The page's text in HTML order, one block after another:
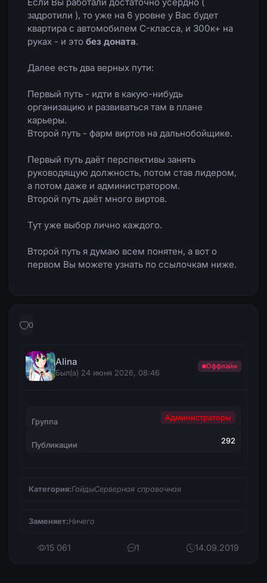
Если Вы работали достаточно усердно (
задротили ), то уже на 6 уровне у Вас будет
квартира с автомобилем C-класса, и 300к+ на
руках - и это без доната.
Далее есть два верных пути:
Первый путь - идти в какую-нибудь
организацию и развиваться там в плане
карьеры.
Второй путь - фарм виртов на дальнобойщике.
Первый путь даёт перспективы занять
руководящую должность, потом став лидером,
а потом даже и администратором.
Второй путь даёт много виртов.
Тут уже выбор лично каждого.
Второй путь я думаю всем понятен, а вот о
первом Вы можете узнать по ссылочкам ниже.
0
Alina
Был(а) 24 июня 2026, 08:46
Оффлайн
Группа Администраторы
Публикации 292
Категория:ГайдыСерверная справочная
Заменяет:Ничего
15 061 1 14.09.2019